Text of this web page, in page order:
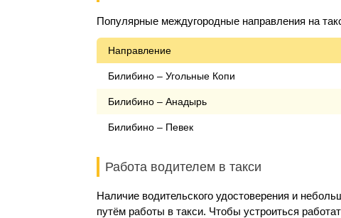
Популярные междугородные направления на
Направление
Билибино – Угольные Копи
Билибино – Анадырь
Билибино – Певек
Работа водителем в такси
Наличие водительского удостоверения и
путём работы в такси. Чтобы устроиться